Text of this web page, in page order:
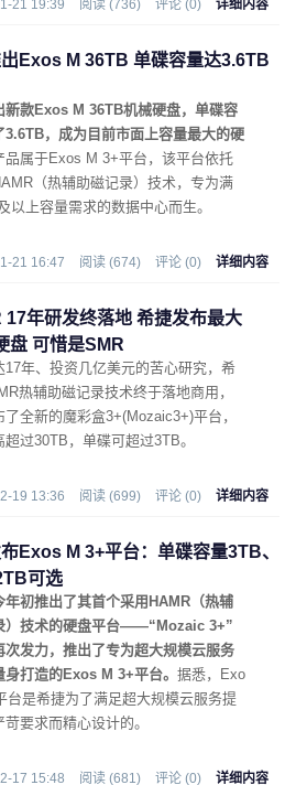
21 19:39 阅读 (736) 评论 (0) 详细内容
Exos M 36TB 单碟容量达3.6TB
新款Exos M 36TB机械硬盘，单碟容
3.6TB，成为目前市面上容量最大的硬
品属于Exos M 3+平台，该平台依托
（热辅助磁记录）技术，专为满
以上容量需求的数据中心而生。
21 16:47 阅读 (674) 评论 (0) 详细内容
17年研发终落地 希捷发布最大
盘 可惜是SMR
17年、投资几亿美元的苦心研究，希
热辅助磁记录技术终于落地商用，
了全新的魔彩盒3+(Mozaic3+)平台，
超过30TB，单碟可超过3TB。
19 13:36 阅读 (699) 评论 (0) 详细内容
Exos M 3+平台：单碟容量3TB、
可选
年初推出了其首个采用HAMR（热辅
）技术的硬盘平台——“Mozaic 3+”
次发力，推出了专为超大规模云服务
身打造的Exos M 3+平台。 据悉，Exo
台是希捷为了满足超大规模云服务提
要求而精心设计的。
17 15:48 阅读 (681) 评论 (0) 详细内容